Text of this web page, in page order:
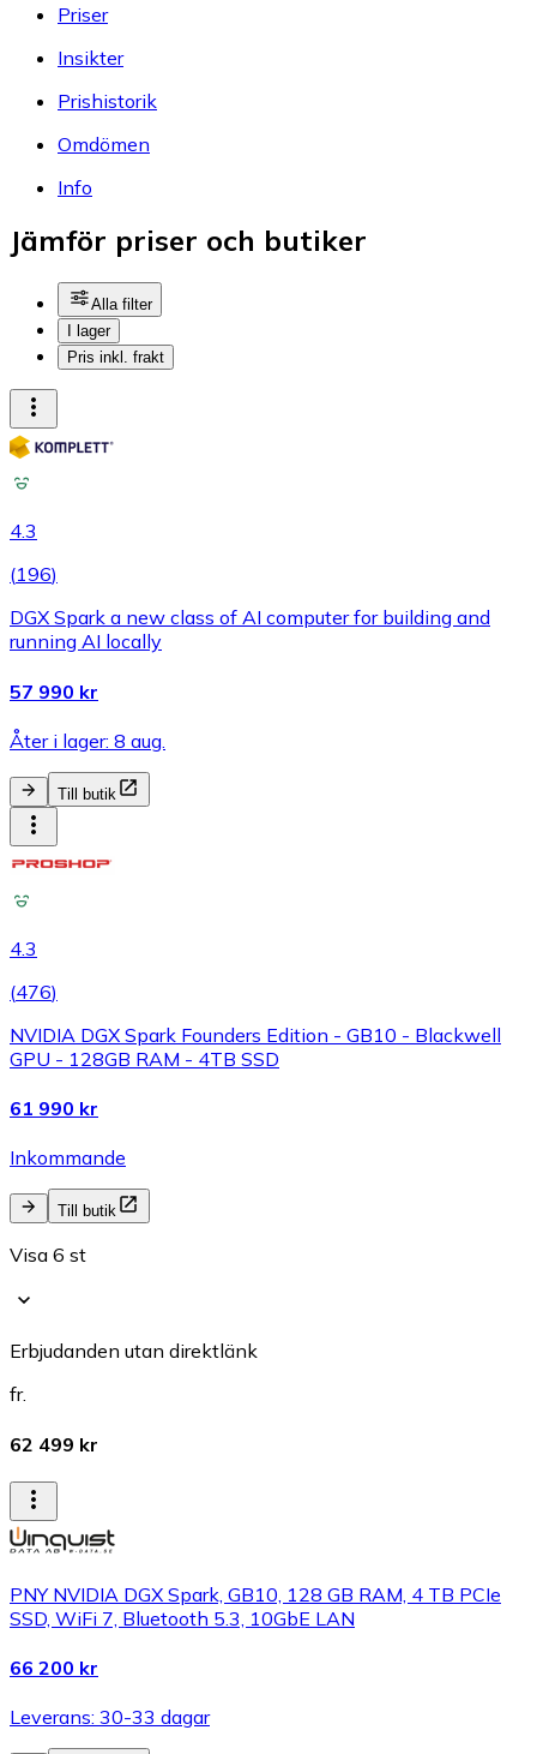
Priser
Insikter
Prishistorik
Omdömen
Info
Jämför priser och butiker
Alla filter
I lager
Pris inkl. frakt
4.3
(196)
DGX Spark a new class of AI computer for building and
running AI locally
57 990 kr
Åter i lager: 8 aug.
Till butik
4.3
(476)
NVIDIA DGX Spark Founders Edition - GB10 - Blackwell
GPU - 128GB RAM - 4TB SSD
61 990 kr
Inkommande
Till butik
Visa 6 st
Erbjudanden utan direktlänk
fr.
62 499 kr
PNY NVIDIA DGX Spark, GB10, 128 GB RAM, 4 TB PCIe
SSD, WiFi 7, Bluetooth 5.3, 10GbE LAN
66 200 kr
Leverans: 30-33 dagar